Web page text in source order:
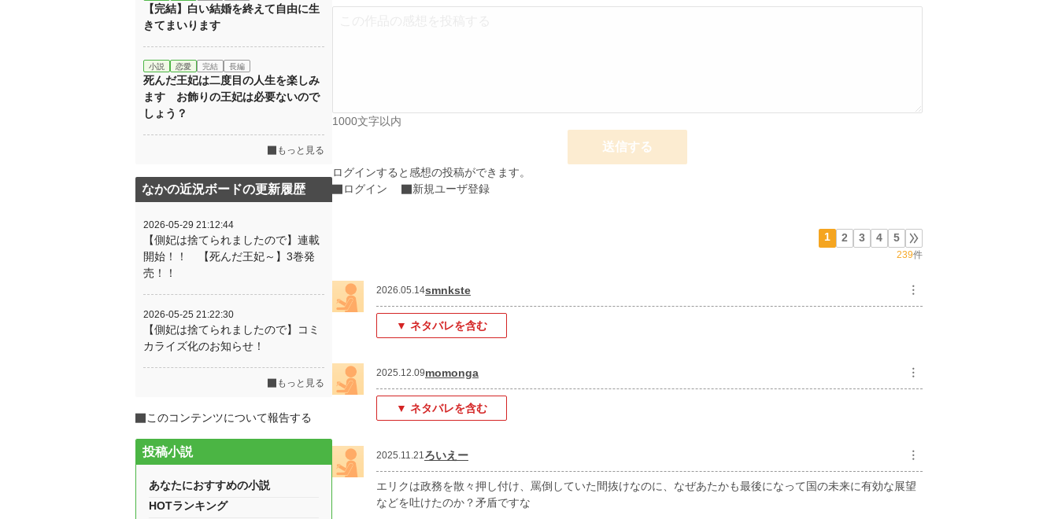
1000文字以内
送信する
ログインすると感想の投稿ができます。
ログイン
新規ユーザ登録
1 2 3 4 5
239件
2026.05.14smnkste ︙
▼ ネタバレを含む
2025.12.09momonga ︙
▼ ネタバレを含む
2025.11.21ろいえー ︙
エリクは政務を散々押し付け、罵倒していた間抜けなのに、なぜあたかも最後になって国の未来に有効な展望
などを吐けたのか？矛盾ですな
【完結】白い結婚を終えて自由に生
きてまいります
小説 恋愛 完結 長編
死んだ王妃は二度目の人生を楽しみ
ます お飾りの王妃は必要ないので
しょう？
もっと見る
なかの近況ボードの更新履歴
2026-05-29 21:12:44
【側妃は捨てられましたので】連載
開始！！ 【死んだ王妃～】3巻発
売！！
2026-05-25 21:22:30
【側妃は捨てられましたので】コミ
カライズ化のお知らせ！
もっと見る
このコンテンツについて報告する
投稿小説
あなたにおすすめの小説
HOTランキング